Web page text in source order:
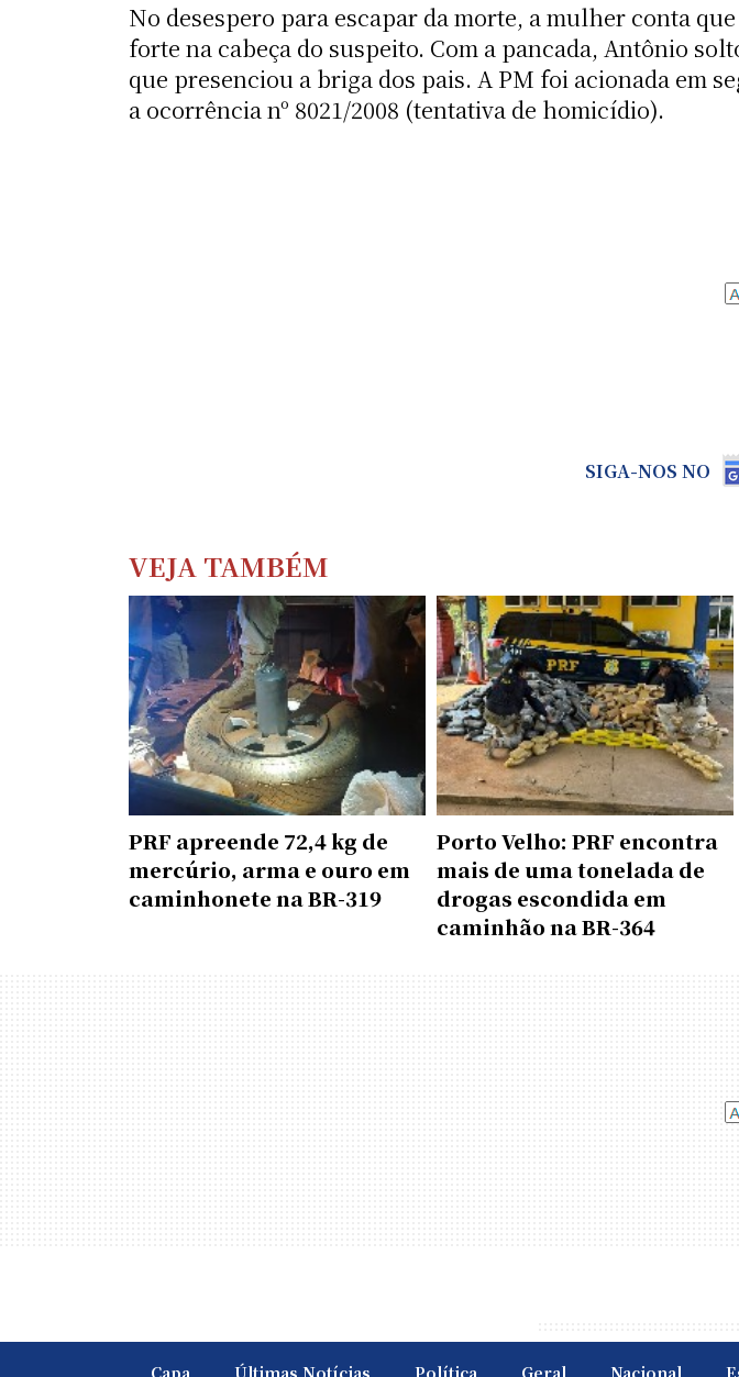
No desespero para escapar da morte, a mulher conta
forte na cabeça do suspeito. Com a pancada, Antônio
que presenciou a briga dos pais. A PM foi acionada em
a ocorrência nº 8021/2008 (tentativa de homicídio).
SIGA-NOS NO
VEJA TAMBÉM
PRF apreende 72,4 kg de
mercúrio, arma e ouro em
caminhonete na BR-319
Porto Velho: PRF encontra
mais de uma tonelada de
drogas escondida em
caminhão na BR-364
Capa Últimas Notícias Política Geral Nacional